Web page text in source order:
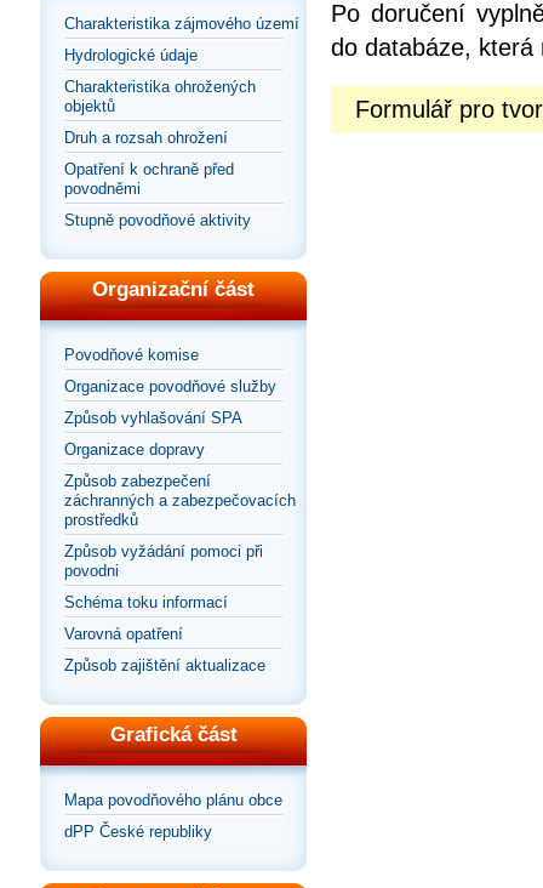
Charakteristika zájmového území
Hydrologické údaje
Charakteristika ohrožených
objektů
Druh a rozsah ohrožení
Opatření k ochraně před
povodněmi
Stupně povodňové aktivity
Organizační část
Povodňové komise
Organizace povodňové služby
Způsob vyhlašování SPA
Organizace dopravy
Způsob zabezpečení
záchranných a zabezpečovacích
prostředků
Způsob vyžádání pomoci při
povodni
Schéma toku informací
Varovná opatření
Způsob zajištění aktualizace
Grafická část
Mapa povodňového plánu obce
dPP České republiky
Po doručení
do databáze,
Formulář pro